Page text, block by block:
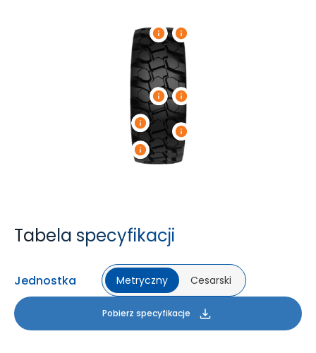
Tabela specyfikacji
Jednostka Metryczny Cesarski
Pobierz specyfikacje